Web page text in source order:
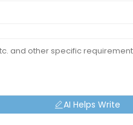
AI Helps Write